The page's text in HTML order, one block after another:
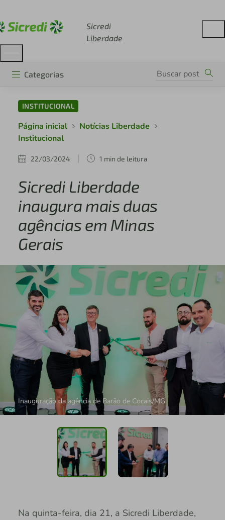
Sicredi
Liberdade
Categorias
INSTITUCIONAL
Página inicial
Notícias Liberdade
Institucional
22/03/2024 1 min de leitura
Sicredi Liberdade
inaugura mais duas
agências em Minas
Gerais
Inauguração da agência de Barão de Cocais/MG
Na quinta-feira, dia 21, a Sicredi Liberdade,